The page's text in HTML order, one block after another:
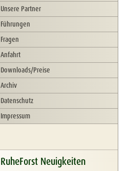
Unsere Partner
Führungen
Fragen
Anfahrt
Downloads/Preise
Archiv
Datenschutz
Impressum
RuheForst Neuigkeiten